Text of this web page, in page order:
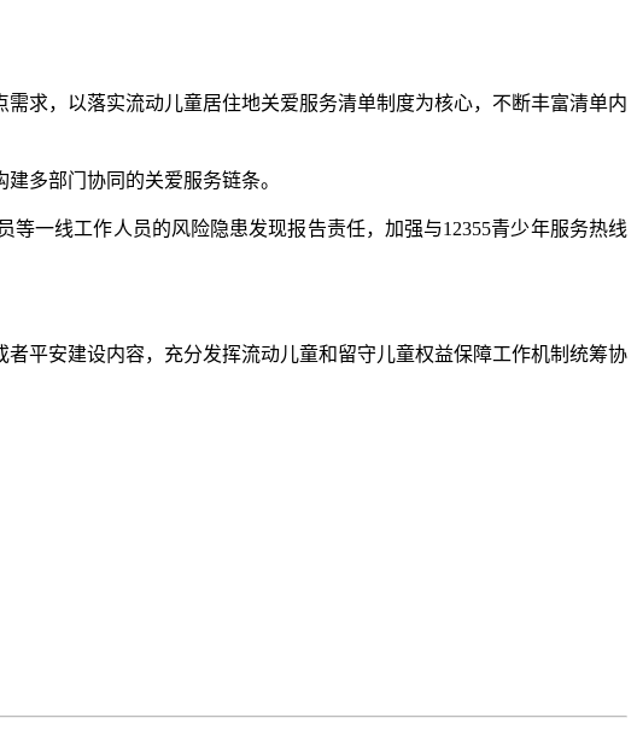
，以落实流动儿童居住地关爱服务清单制度为核心，不断丰富清单内
多部门协同的关爱服务链条。
一线工作人员的风险隐患发现报告责任，加强与12355青少年服务热线
安建设内容，充分发挥流动儿童和留守儿童权益保障工作机制统筹协